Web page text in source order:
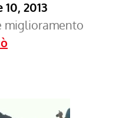
2013
miglioramento